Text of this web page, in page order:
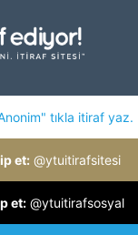
tıkla itiraf yaz.
et: @ytuitirafsitesi
et: @ytuitirafsosyal